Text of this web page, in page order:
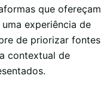
que ofereçam
experiência de
de priorizar fontes
contextual de